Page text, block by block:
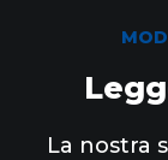
La nostra